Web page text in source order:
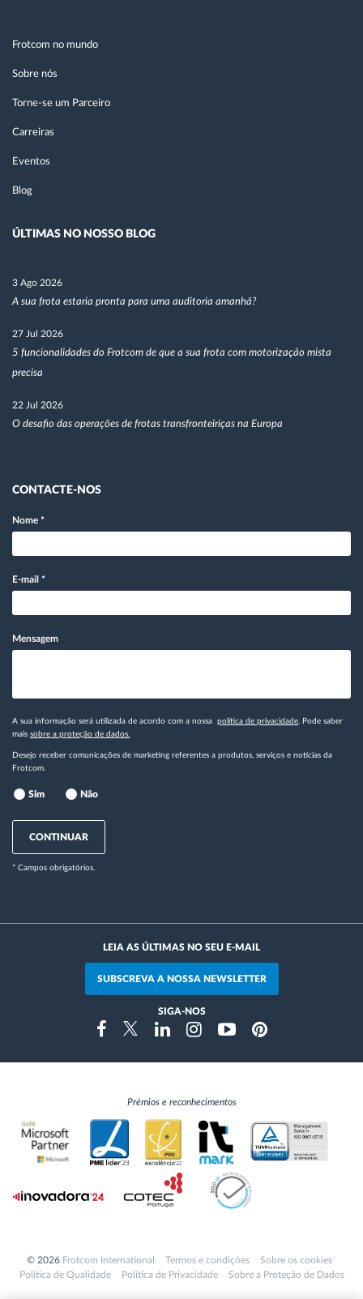
Frotcom no mundo
Sobre nós
Torne-se um Parceiro
Carreiras
Eventos
Blog
ÚLTIMAS NO NOSSO BLOG
3 Ago 2026
A sua frota estaria pronta para uma auditoria amanhã?
27 Jul 2026
5 funcionalidades do Frotcom de que a sua frota com motorização mista
precisa
22 Jul 2026
O desafio das operações de frotas transfronteiriças na Europa
CONTACTE-NOS
Nome *
E-mail *
Mensagem
A sua informação será utilizada de acordo com a nossa política de privacidade . Pode saber
mais sobre a proteção de dados.
Desejo receber comunicações de marketing referentes a produtos, serviços e notícias da
Frotcom.
Sim Não
CONTINUAR
* Campos obrigatórios.
LEIA AS ÚLTIMAS NO SEU E-MAIL
SUBSCREVA A NOSSA NEWSLETTER
SIGA-NOS
FacebookTwitterLinkedinInstragramYoutubePinterest
Prémios e reconhecimentos
© 2026 Frotcom International Termos e condições
Sobre os cookies
Política de Qualidade
Política de Privacidade Sobre a Proteção de Dados